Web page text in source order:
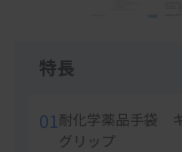
特長
01耐化学薬品手袋
グリップ